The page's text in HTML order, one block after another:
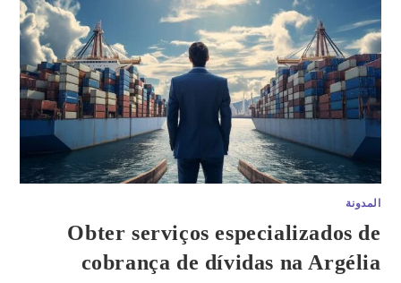
المدونة
Obter serviços especializados de
cobrança de dívidas na Argélia